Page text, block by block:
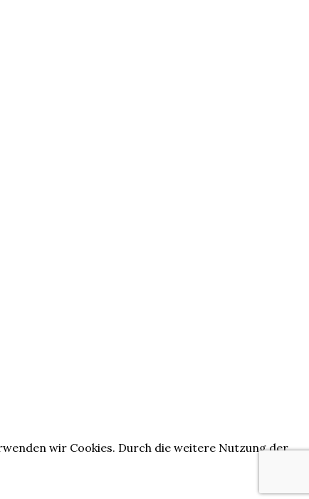
wir Cookies. Durch die weitere Nutzung der